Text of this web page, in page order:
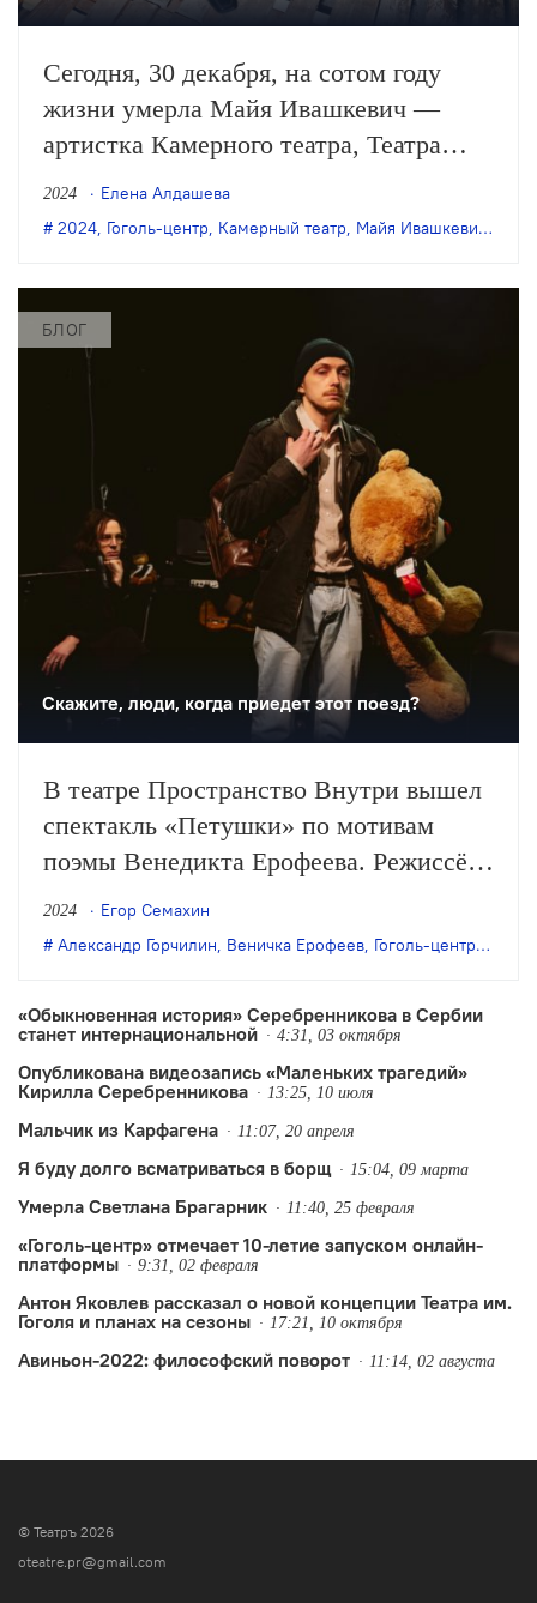
Сегодня, 30 декабря, на сотом году
жизни умерла Майя Ивашкевич —
артистка Камерного театра, Театра
имени Пушкина, Театра имени Гоголя
и «Гоголь-центра».
2024
Елена Алдашева
2024, Гоголь-центр, Камерный театр, Майя Ивашкевич ,
БЛОГ
Скажите, люди, когда приедет этот поезд?
В театре Пространство Внутри вышел
спектакль «Петушки» по мотивам
поэмы Венедикта Ерофеева. Режиссёр
– Савва Савельев, художник – Саша
Карпейкина. Спектакль так вдохновил
что он (и уже не в первый раз) решил
выступить в роли рецензента.
2024
Егор Семахин
Александр Горчилин, Веничка Ерофеев, Гоголь-центр,Савва
«Обыкновенная история» Серебренникова в Сербии
станет интернациональной
4:31, 03 октября
Опубликована видеозапись «Маленьких трагедий»
Кирилла Серебренникова
13:25, 10 июля
Мальчик из Карфагена 11:07, 20 апреля
Я буду долго всматриваться в борщ 15:04, 09 марта
Умерла Светлана Брагарник 11:40, 25 февраля
«Гоголь-центр» отмечает 10-летие запуском онлайн-
платформы
9:31, 02 февраля
Антон Яковлев рассказал о новой концепции Театра им.
Гоголя и планах на сезоны
17:21, 10 октября
Авиньон-2022: философский поворот 11:14, 02 августа
© Театръ 2026
oteatre.pr@gmail.com